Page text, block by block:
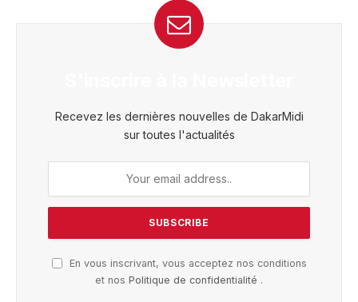
Recevez les dernières nouvelles de DakarMidi
sur toutes l'actualités
En vous inscrivant, vous acceptez nos conditions
et nos Politique de confidentialité .